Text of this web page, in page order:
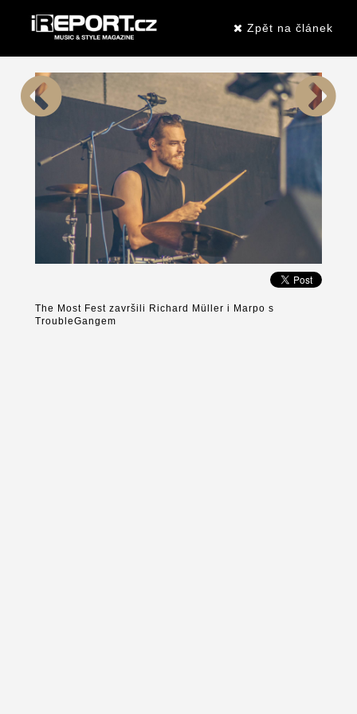
Zpět na článek
The Most Fest završili Richard Müller i Marpo s
TroubleGangem